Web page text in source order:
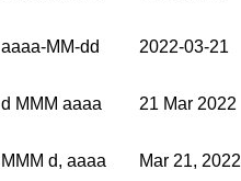
aaaa-MM-dd 2022-03-21
d MMM aaaa 21 Mar 2022
MMM d, aaaa Mar 21, 2022